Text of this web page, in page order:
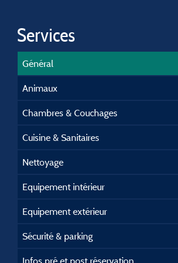
Services
Général
Animaux
Chambres & Couchages
Cuisine & Sanitaires
Nettoyage
Equipement intérieur
Equipement extérieur
Sécurité & parking
Infos pré et post réservation